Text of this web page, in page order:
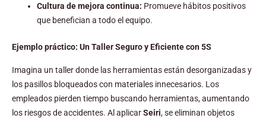
Cultura de mejora continua: Promueve hábitos positivos
que benefician a todo el equipo.
Ejemplo práctico: Un Taller Seguro y Eficiente con 5S
Imagina un taller donde las herramientas están desorganizadas y
los pasillos bloqueados con materiales innecesarios. Los
empleados pierden tiempo buscando herramientas, aumentando
los riesgos de accidentes. Al aplicarSeiri, se eliminan objetos